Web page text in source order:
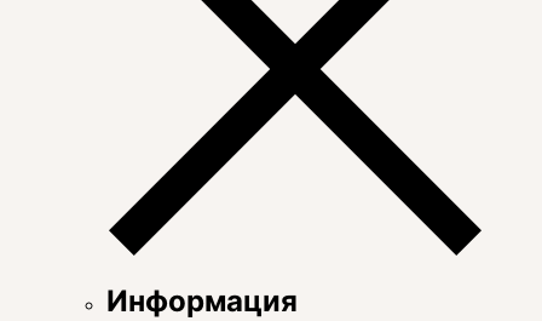
Информация